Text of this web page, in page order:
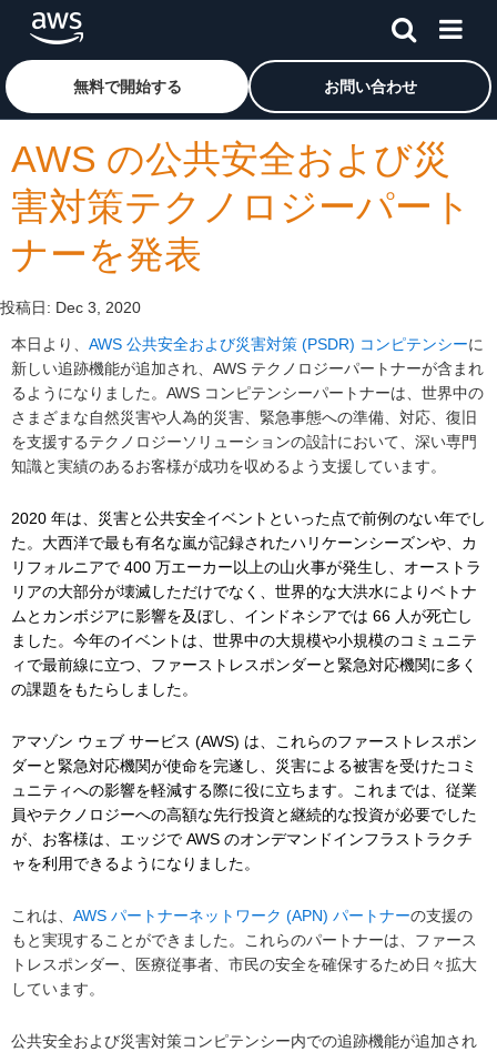
メインコンテンツに移動
アマゾン ウェブ サービスのホームページに戻るには、こ
無料で開始する お問い合わせ
AWS の公共安全および災
害対策テクノロジーパート
ナーを発表
投稿日: Dec 3, 2020
本日より、 AWS 公共安全および災害対策 (PSDR) コンピテンシーに
新しい追跡機能が追加され、AWS テクノロジーパートナーが含まれ
るようになりました。AWS コンピテンシーパートナーは、世界中の
さまざまな自然災害や人為的災害、緊急事態への準備、対応、復旧
を支援するテクノロジーソリューションの設計において、深い専門
知識と実績のあるお客様が成功を収めるよう支援しています。
2020 年は、災害と公共安全イベントといった点で前例のない年でし
た。大西洋で最も有名な嵐が記録されたハリケーンシーズンや、カ
リフォルニアで 400 万エーカー以上の山火事が発生し、オーストラ
リアの大部分が壊滅しただけでなく、世界的な大洪水によりベトナ
ムとカンボジアに影響を及ぼし、インドネシアでは 66 人が死亡し
ました。今年のイベントは、世界中の大規模や小規模のコミュニテ
ィで最前線に立つ、ファーストレスポンダーと緊急対応機関に多く
の課題をもたらしました。
アマゾン ウェブ サービス (AWS) は、これらのファーストレスポン
ダーと緊急対応機関が使命を完遂し、災害による被害を受けたコミ
ュニティへの影響を軽減する際に役に立ちます。これまでは、従業
員やテクノロジーへの高額な先行投資と継続的な投資が必要でした
が、お客様は、エッジで AWS のオンデマンドインフラストラクチ
ャを利用できるようになりました。
これは、 AWS パートナーネットワーク (APN) パートナーの支援の
もと実現することができました。これらのパートナーは、ファース
トレスポンダー、医療従事者、市民の安全を確保するため日々拡大
しています。
公共安全および災害対策コンピテンシー内での追跡機能が追加され